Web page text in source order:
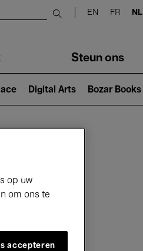
Submit search
EN FR NL
Steun ons
Digital Arts Bozar Books
op uw
om ons te
accepteren